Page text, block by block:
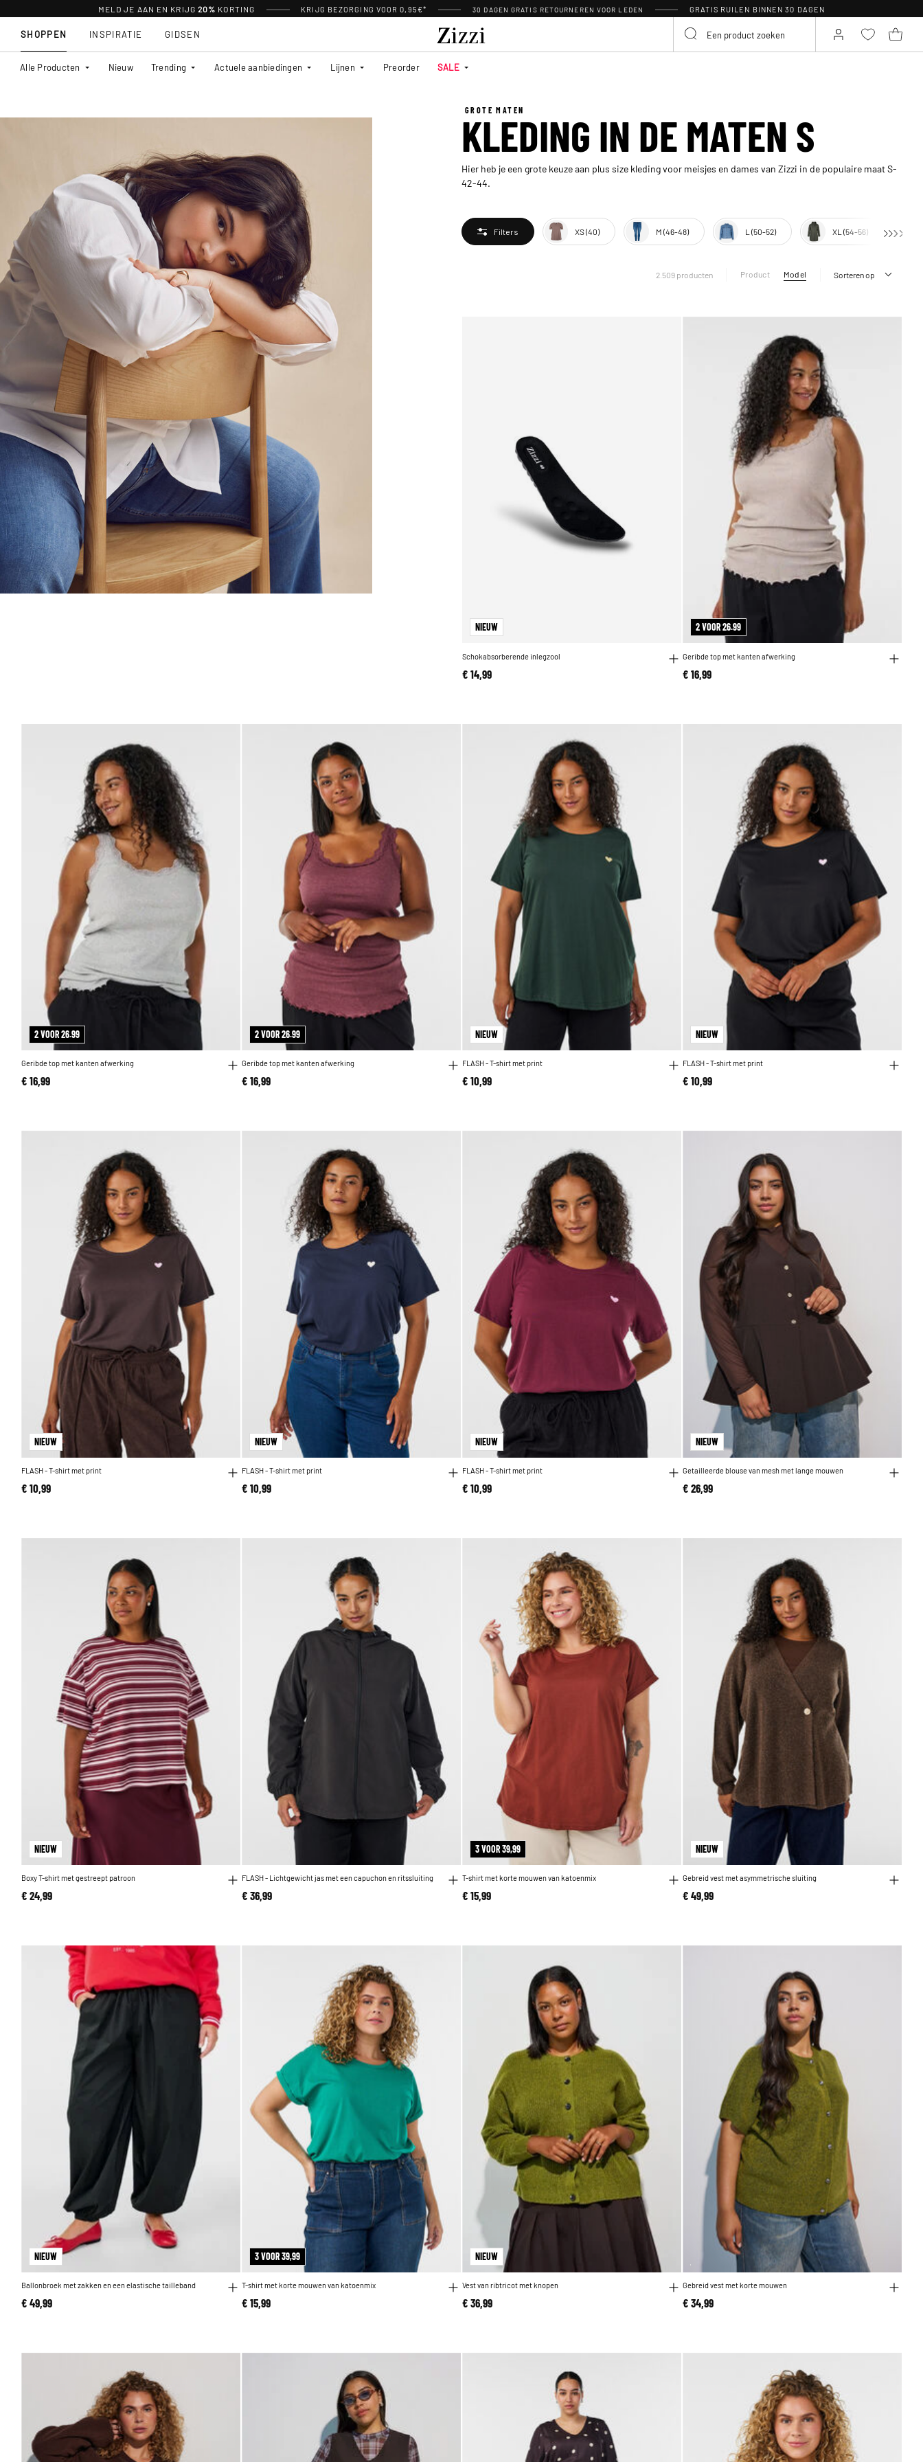
MELD JE AAN EN KRIJG 20% KORTING KRIJG BEZORGING VOOR 0,95€* 30 DAGEN GRATIS RETOURNEREN VOOR LEDEN GRATIS RUILEN BINNEN 30 DAGEN
SHOPPEN
Alle Producten Nieuw Trending Actuele aanbiedingen Lijnen Preorder SALE
INSPIRATIE GIDSEN
GROTE MATEN
KLEDING IN DE MATEN S
Hier heb je een grote keuze aan plus size kleding voor meisjes en dames van Zizzi in de populaire maat S-
42-44.
Filters XS (40) M (46-48) L (50-52) XL (54-56)
2.509 producten Product Model Sorteren op
NIEUW
Schokabsorberende inlegzool
€ 14,99
2 VOOR 26.99
Geribde top met kanten afwerking
€ 16,99
2 VOOR 26.99
Geribde top met kanten afwerking
€ 16,99
2 VOOR 26.99
Geribde top met kanten afwerking
€ 16,99
NIEUW
FLASH - T-shirt met print
€ 10,99
NIEUW
FLASH - T-shirt met print
€ 10,99
NIEUW
FLASH - T-shirt met print
€ 10,99
NIEUW
FLASH - T-shirt met print
€ 10,99
NIEUW
FLASH - T-shirt met print
€ 10,99
NIEUW
Getailleerde blouse van mesh met lange mouwen
€ 26,99
NIEUW
Boxy T-shirt met gestreept patroon
€ 24,99
FLASH - Lichtgewicht jas met een capuchon en ritssluiting
€ 36,99
3 VOOR 39,99
T-shirt met korte mouwen van katoenmix
€ 15,99
NIEUW
Gebreid vest met asymmetrische sluiting
€ 49,99
NIEUW
Ballonbroek met zakken en een elastische tailleband
€ 49,99
3 VOOR 39,99
T-shirt met korte mouwen van katoenmix
€ 15,99
NIEUW
Vest van ribtricot met knopen
€ 36,99
Gebreid vest met korte mouwen
€ 34,99